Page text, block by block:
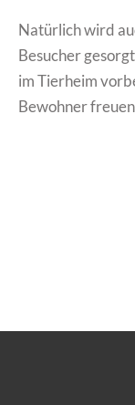
Natürlich wird
Besucher
im Tierheim
Bewohner